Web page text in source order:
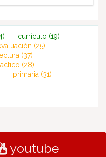
currículo (19)
(25)
lectura (37)
(28)
primaria (31)
youtube